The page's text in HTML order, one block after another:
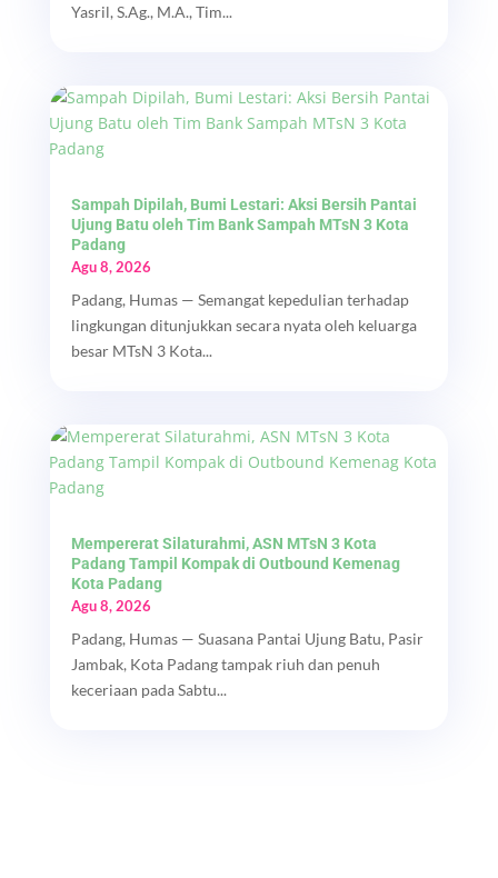
Yasril, S.Ag., M.A., Tim...
Sampah Dipilah, Bumi Lestari: Aksi Bersih Pantai
Ujung Batu oleh Tim Bank Sampah MTsN 3 Kota
Padang
Agu 8, 2026
Padang, Humas — Semangat kepedulian terhadap
lingkungan ditunjukkan secara nyata oleh keluarga
besar MTsN 3 Kota...
Mempererat Silaturahmi, ASN MTsN 3 Kota
Padang Tampil Kompak di Outbound Kemenag
Kota Padang
Agu 8, 2026
Padang, Humas — Suasana Pantai Ujung Batu, Pasir
Jambak, Kota Padang tampak riuh dan penuh
keceriaan pada Sabtu...